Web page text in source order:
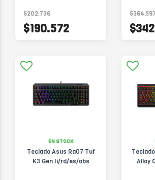
$202.736
$190.572
EN STOCK
Teclado Asus Ra07 Tuf
K3 Gen Ii/rd/es/abs
Alloy